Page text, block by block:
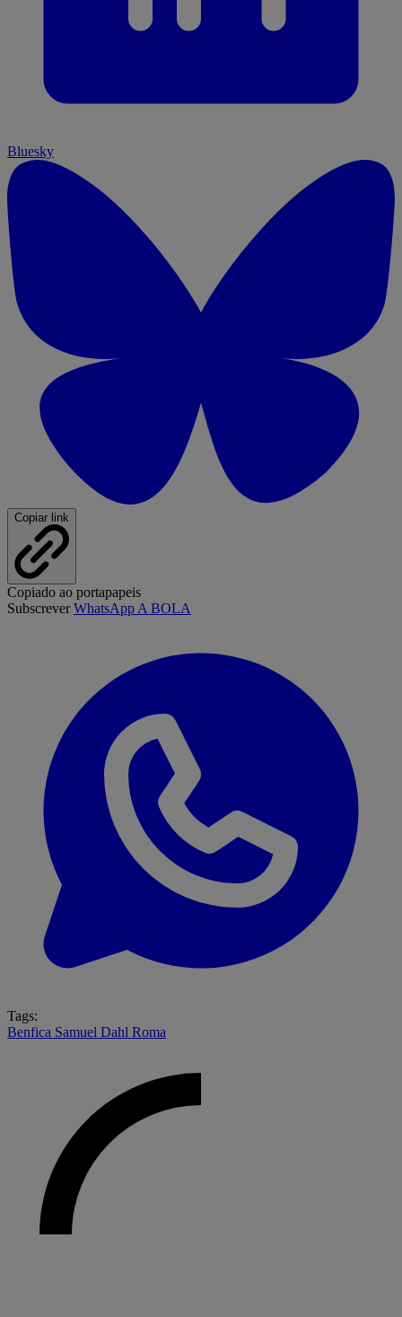
Bluesky
Copiar link
Copiado ao portapapeis
SubscreverWhatsApp A BOLA
Tags:
Benfica Samuel Dahl Roma